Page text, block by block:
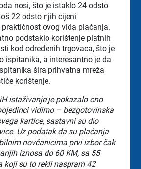
nosi, što je istaklo 24 odsto
22 odsto njih cijeni
ovog vida plaćanja.
podstaklo korištenje platnih
kod određenih trgovaca, što je
ispitanika, a interesantno je da
šira prihvatna mreža
korištenje.
istaživanje je pokazalo ono
vidimo – bezgotovinska
kartice, sastavni su dio
Uz podatak da su plaćanja
novčanicima prvi izbor čak
iznosa do 60 KM, sa 55
koji su to rekli naspram 42